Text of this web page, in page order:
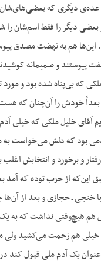
و عده‌ی دیگری که
دیگر را فقط اسم‌شان
هم به نهضت مصدق
پیوستند و صمیمانه
که بی‌پناه شده بود و
بعداً خودش را آن‌چنان که
آقای خلیل ملکی که خیلی
بود که دلش می‌خواست
و برخورد و انتخابش اغلب
این‌که از حزب توده که آمد
خنجی ـ حجازی و بعد از
هم هیچ‌وقتی نداشت که به
خیلی هم زحمت می‌کشید
عنوان یک آدم ملی قبول کند